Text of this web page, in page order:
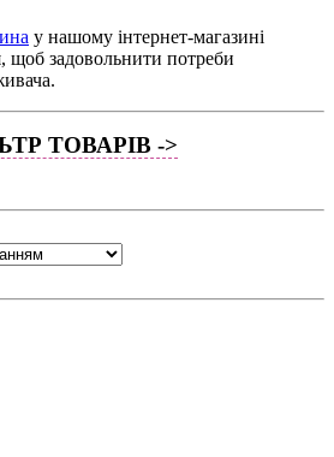
у нашому інтернет-магазині
щоб задовольнити потреби
ТОВАРІВ ->